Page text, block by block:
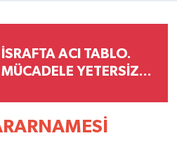
İSRAFTA ACI TABLO.
MÜCADELE YETERSİZ...